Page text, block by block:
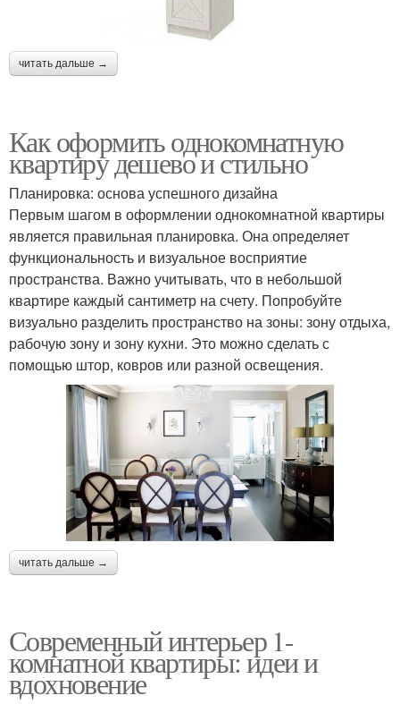
читать дальше →
Как оформить однокомнатную
квартиру дешево и стильно
Планировка: основа успешного дизайна
Первым шагом в оформлении однокомнатной квартиры
является правильная планировка. Она определяет
функциональность и визуальное восприятие
пространства. Важно учитывать, что в небольшой
квартире каждый сантиметр на счету. Попробуйте
визуально разделить пространство на зоны: зону отдыха,
рабочую зону и зону кухни. Это можно сделать с
помощью штор, ковров или разной освещения.
читать дальше →
Современный интерьер 1-
комнатной квартиры: идеи и
вдохновение